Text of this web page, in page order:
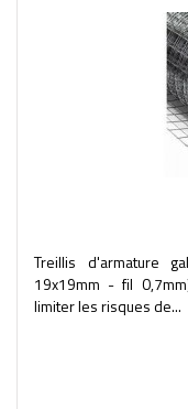
Treillis d'armature
19x19mm - fil
limiter les risques de...